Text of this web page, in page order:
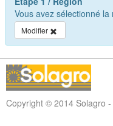
Vous avez sélectionné
Modifier
Copyright © 2014 Solagro